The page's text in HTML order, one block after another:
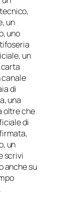
un
uno
un
canale
di
una
oltre che
di
un
scrivi
anche su